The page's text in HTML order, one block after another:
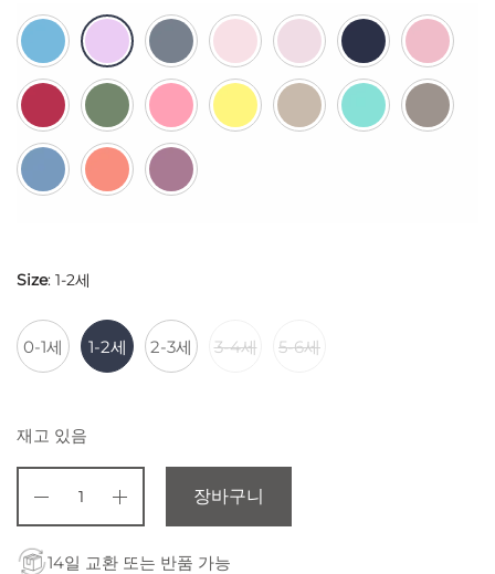
Size: 1-2세
0-1세 1-2세 2-3세 3-4세 5-6세
재고 있음
장바구니
14일 교환 또는 반품 가능